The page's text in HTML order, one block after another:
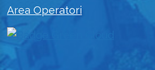
Area Operatori